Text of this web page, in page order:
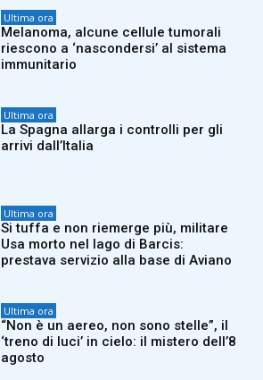
Ultima ora
Melanoma, alcune cellule tumorali
riescono a ‘nascondersi’ al sistema
immunitario
Ultima ora
La Spagna allarga i controlli per gli
arrivi dall’Italia
Ultima ora
Si tuffa e non riemerge più, militare
Usa morto nel lago di Barcis:
prestava servizio alla base di Aviano
Ultima ora
“Non è un aereo, non sono stelle”, il
‘treno di luci’ in cielo: il mistero dell’8
agosto